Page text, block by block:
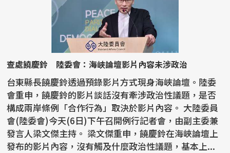
查處饒慶鈴 陸委會：海峽論壇影片內容未涉政治
台東縣長饒慶鈴透過預錄影片方式現身海峽論壇。陸委
會重申，饒慶鈴的影片談話沒有牽涉政治性議題，是否
構成兩岸條例「合作行為」取決於影片內容。 大陸委員
會(陸委會)今天(6日)下午召開例行記者會，由副主委兼
發言人梁文傑主持。 梁文傑重申，饒慶鈴在海峽論壇上
發布的影片內容，沒有觸及什麼政治性議題，基本上...